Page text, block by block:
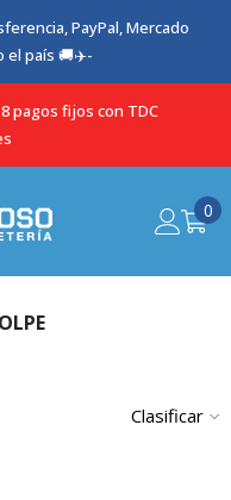
PayPal, Mercado
el país 🚚✈️-
pagos fijos con TDC
0
0
Clasificar